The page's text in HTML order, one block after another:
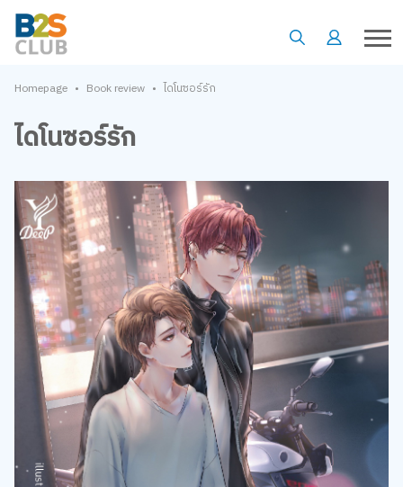
Homepage • Book review • ไดโนซอร์รัก
ไดโนซอร์รัก